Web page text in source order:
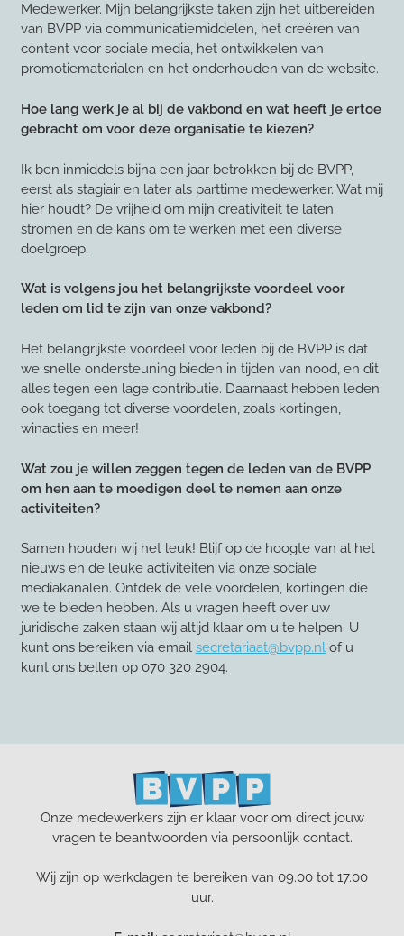
Medewerker. Mijn belangrijkste taken zijn het uitbereiden
van BVPP via communicatiemiddelen, het creëren van
content voor sociale media, het ontwikkelen van
promotiematerialen en het onderhouden van de website.
Hoe lang werk je al bij de vakbond en wat heeft je ertoe
gebracht om voor deze organisatie te kiezen?
Ik ben inmiddels bijna een jaar betrokken bij de BVPP,
eerst als stagiair en later als parttime medewerker. Wat mij
hier houdt? De vrijheid om mijn creativiteit te laten
stromen en de kans om te werken met een diverse
doelgroep.
Wat is volgens jou het belangrijkste voordeel voor
leden om lid te zijn van onze vakbond?
Het belangrijkste voordeel voor leden bij de BVPP is dat
we snelle ondersteuning bieden in tijden van nood, en dit
alles tegen een lage contributie. Daarnaast hebben leden
ook toegang tot diverse voordelen, zoals kortingen,
winacties en meer!
Wat zou je willen zeggen tegen de leden van de BVPP
om hen aan te moedigen deel te nemen aan onze
activiteiten?
Samen houden wij het leuk! Blijf op de hoogte van al het
nieuws en de leuke activiteiten via onze sociale
mediakanalen. Ontdek de vele voordelen, kortingen die
we te bieden hebben. Als u vragen heeft over uw
juridische zaken staan wij altijd klaar om u te helpen. U
kunt ons bereiken via email secretariaat@bvpp.nlof u
kunt ons bellen op 070 320 2904.
Onze medewerkers zijn er klaar voor om direct jouw
vragen te beantwoorden via persoonlijk contact.
Wij zijn op werkdagen te bereiken van 09.00 tot 17.00
uur.